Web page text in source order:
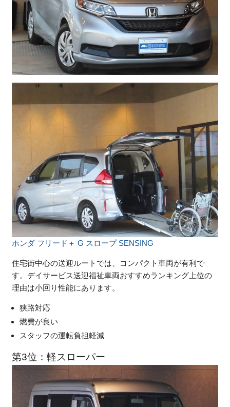
ホンダ フリード＋ G スロープ SENSING
住宅街中心の送迎ルートでは、コンパクト車両が有利で
す。デイサービス送迎福祉車両おすすめランキング上位の
理由は小回り性能にあります。
狭路対応
燃費が良い
スタッフの運転負担軽減
第3位：軽スローパー